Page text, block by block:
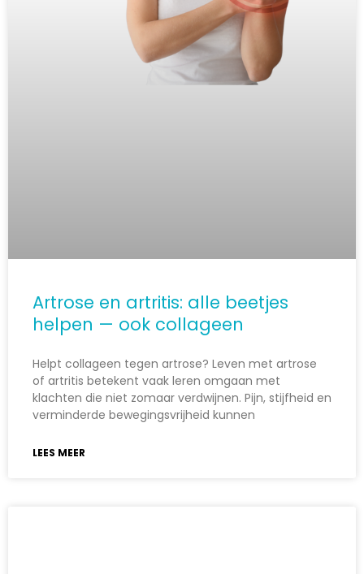
Artrose en artritis: alle beetjes
helpen — ook collageen
Helpt collageen tegen artrose? Leven met artrose
of artritis betekent vaak leren omgaan met
klachten die niet zomaar verdwijnen. Pijn, stijfheid en
verminderde bewegingsvrijheid kunnen
LEES MEER